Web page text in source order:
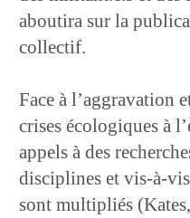
aboutira sur la
collectif.
Face à l’aggravation
crises écologiques à
appels à des
disciplines et vis-à-
sont multipliés